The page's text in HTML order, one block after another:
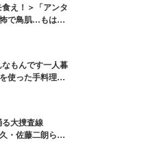
え！＞「アンタ
で鳥肌…もはや
もんです一人暮
使った手料理公
大捜査線
・佐藤二朗ら新